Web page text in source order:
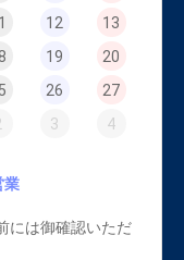
12
13
19
20
26
27
3 4
業
には御確認いただ